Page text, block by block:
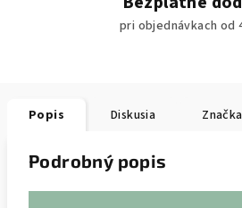
pri objednávkach od
Popis Diskusia Značka
Podrobný popis